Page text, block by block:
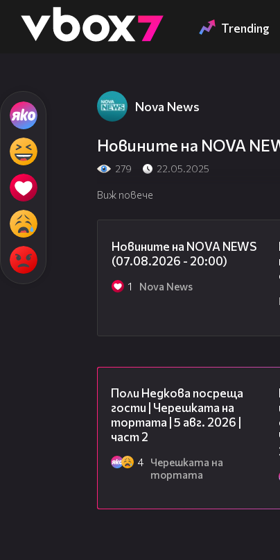
👾 Trending
Nova News
Новините на NOVA
279 22.05.2025
Виж повече
Новините на NOVA NEWS
(07.08.2026 - 20:00)
1 Nova News
Поли Недкова посреща
гости | Черешката на
тортата | 5 авг. 2026 |
част 2
4
Черешката на
тортата